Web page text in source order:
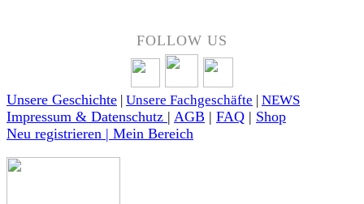
FOLLOW US
Unsere Geschichte | Unsere Fachgeschäfte | NEWS
Impressum & Datenschutz | AGB | FAQ | Shop
Neu registrieren | Mein Bereich